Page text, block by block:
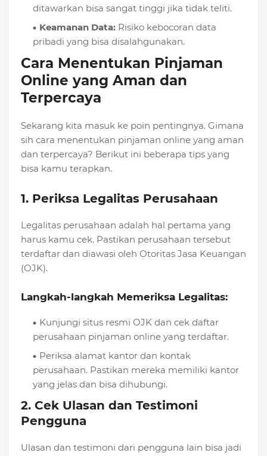
ditawarkan bisa sangat tinggi jika tidak teliti.
Keamanan Data: Risiko kebocoran data
pribadi yang bisa disalahgunakan.
Cara Menentukan Pinjaman
Online yang Aman dan
Terpercaya
Sekarang kita masuk ke poin pentingnya. Gimana
sih cara menentukan pinjaman online yang aman
dan terpercaya? Berikut ini beberapa tips yang
bisa kamu terapkan.
1. Periksa Legalitas Perusahaan
Legalitas perusahaan adalah hal pertama yang
harus kamu cek. Pastikan perusahaan tersebut
terdaftar dan diawasi oleh Otoritas Jasa Keuangan
(OJK).
Langkah-langkah Memeriksa Legalitas:
Kunjungi situs resmi OJK dan cek daftar
perusahaan pinjaman online yang terdaftar.
Periksa alamat kantor dan kontak
perusahaan. Pastikan mereka memiliki kantor
yang jelas dan bisa dihubungi.
2. Cek Ulasan dan Testimoni
Pengguna
Ulasan dan testimoni dari pengguna lain bisa jadi